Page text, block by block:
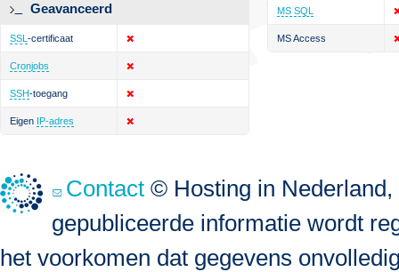
Geavanceerd
SSL -certificaat
Cronjobs
SSH-toegang
Eigen IP-adres
MS SQL
MS Access
Contact © Hosting in
gepubliceerde informatie wordt
het voorkomen dat gegevens